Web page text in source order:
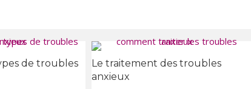
de troubles
Le traitement des troubles
anxieux